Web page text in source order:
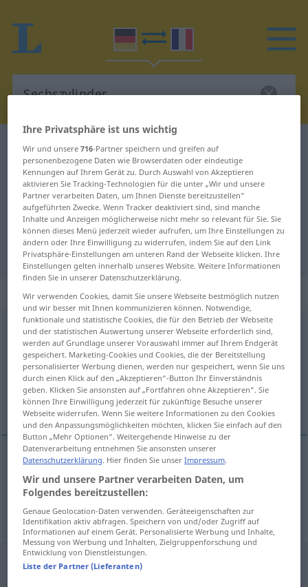
Deutsch-Französisch Wörterbuch Sechszylinder
Deutsch-Französisch Übersetzung
für "Sechszylinder"
"Sechszylinder" Französisch
Übersetzung
„Sechszylinder“: Maskulinum
Sechszylinderm
Übersicht aller Übersetzungen
(Für mehr Details die Übersetzung anklicken/antippen)
(voiture, automobile à) six cylindres
(voituref Sechszylinder
automobilefà)sixcylindresf Sechszylinder
Ihre Privatsphäre ist uns wichtig
Wir und unsere716-Partner speichern und greifen auf
personenbezogene Daten wie Browserdaten oder eindeutige
Kennungen auf Ihrem Gerät zu. Durch Auswahl von Akzeptieren
aktivieren Sie Tracking-Technologien für die unter „Wir und unsere
Partner verarbeiten Daten, um Ihnen Dienste bereitzustellen“
aufgeführten Zwecke. Wenn Tracker deaktiviert sind, sind manche
Inhalte und Anzeigen möglicherweise nicht mehr so relevant für Sie. Sie
können dieses Menü jederzeit wieder aufrufen, um Ihre Einstellungen zu
ändern oder Ihre Einwilligung zu widerrufen, indem Sie auf den Link
Privatsphäre-Einstellungen am unteren Rand der Webseite klicken. Ihre
Einstellungen gelten innerhalb unseres Website. Weitere Informationen
finden Sie in unserer Datenschutzerklärung.
Wir verwenden Cookies, damit Sie unsere Webseite bestmöglich nutzen
und wir besser mit Ihnen kommunizieren können. Notwendige,
funktionale und statistische Cookies, die für den Betrieb der Webseite
und der statistischen Auswertung unserer Webseite erforderlich sind,
werden auf Grundlage unserer Vorauswahl immer auf Ihrem Endgerät
gespeichert. Marketing-Cookies und Cookies, die der Bereitstellung
personalisierter Werbung dienen, werden nur gespeichert, wenn Sie uns
durch einen Klick auf den „Akzeptieren“-Button Ihr Einverständnis
geben. Klicken Sie ansonsten auf „Fortfahren ohne Akzeptieren“. Sie
können Ihre Einwilligung jederzeit für zukünftige Besuche unserer
Webseite widerrufen. Wenn Sie weitere Informationen zu den Cookies
und den Anpassungsmöglichkeiten möchten, klicken Sie einfach auf den
Button „Mehr Optionen“. Weitergehende Hinweise zu der
Datenverarbeitung entnehmen Sie ansonsten unserer
Datenschutzerklärung. Hier finden Sie unserImpressum.
Wir und unsere Partner verarbeiten Daten, um
Folgendes bereitzustellen:
Genaue Geolocation-Daten verwenden. Geräteeigenschaften zur
Identifikation aktiv abfragen. Speichern von und/oder Zugriff auf
Informationen auf einem Gerät. Personalisierte Werbung und Inhalte,
Messung von Werbung und Inhalten, Zielgruppenforschung und
Entwicklung von Dienstleistungen.
Liste der Partner (Lieferanten)